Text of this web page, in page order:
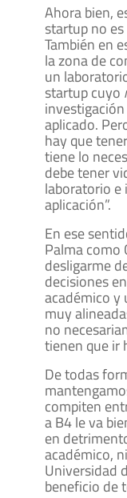
Ahora bien,
startup no
También en
la zona de
un
startup cuyo
aplicado.
hay que
tiene lo
debe tener
laboratorio e
aplicación”.
En ese
Palma como
desligarme
decisiones
académico y
muy
no
tienen que ir
De todas
compiten
a B4 le va
en
académico,
Universidad
beneficio de